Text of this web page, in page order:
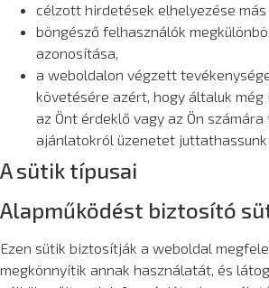
célzott hirdetések elhelyezése
böngésző felhasználók
azonosítása,
a weboldalon végzett
követésére azért, hogy általuk
az Önt érdeklő vagy az Ön
ajánlatokról üzenetet juttathassunk
A sütik típusai
Alapműködést biztosító
Ezen sütik biztosítják a weboldal
megkönnyítik annak használatát, és